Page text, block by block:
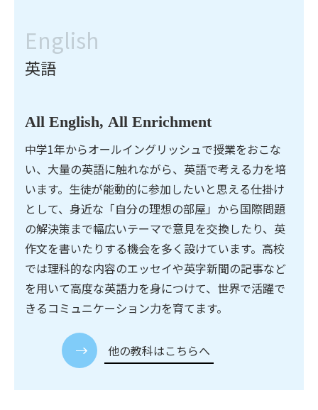
English
英語
All English, All Enrichment
中学1年からオールイングリッシュで授業をおこな
い、大量の英語に触れながら、英語で考える力を培
います。生徒が能動的に参加したいと思える仕掛け
として、身近な「自分の理想の部屋」から国際問題
の解決策まで幅広いテーマで意見を交換したり、英
作文を書いたりする機会を多く設けています。高校
では理科的な内容のエッセイや英字新聞の記事など
を用いて高度な英語力を身につけて、世界で活躍で
きるコミュニケーション力を育てます。
他の教科はこちらへ